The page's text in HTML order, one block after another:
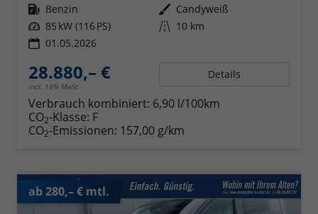
Kraftstoff Benzin Außenfarbe Candyweiß
Leistung 85 kW (116 PS) Kilometerstand 10 km
01.05.2026
28.880,– €
incl. 19% MwSt.
Details
Verbrauch kombiniert: 6,90 l/100km
CO2-Klasse: F
CO2-Emissionen: 157,00 g/km
ab 280,– € mtl.